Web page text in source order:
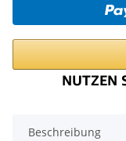
Beschreibung